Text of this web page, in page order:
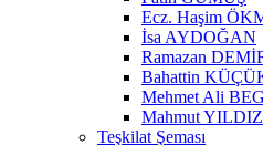
Ecz. Haşim
İsa AYDOĞAN
Ramazan
Bahattin
Mehmet Ali
Mahmut YILDIZ
Teşkilat Şeması